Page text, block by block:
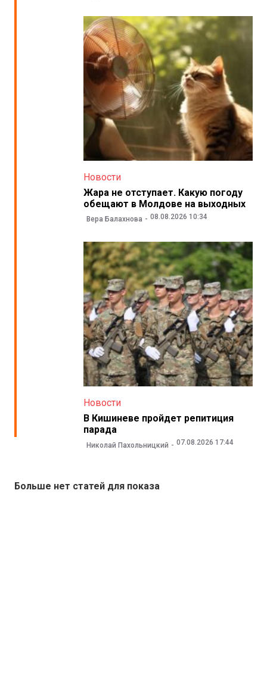
Новости
Жара не отступает. Какую погоду
обещают в Молдове на выходных
Вера Балахнова 08.08.2026 10:34
Новости
В Кишиневе пройдет репитиция
парада
Николай Пахольницкий 07.08.2026 17:44
Больше нет статей для показа